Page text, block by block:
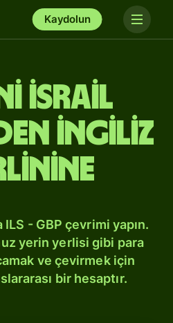
Kaydolun
İsrail
İngiliz
- GBP çevrimi yapın.
yerin yerlisi gibi para
ve çevirmek için
bir hesaptır.